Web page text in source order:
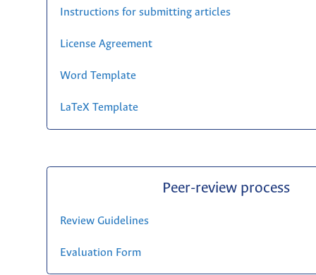
Instructions for submitting articles
License Agreement
Word Template
LaTeX Template
Peer-review process
Review Guidelines
Evaluation Form